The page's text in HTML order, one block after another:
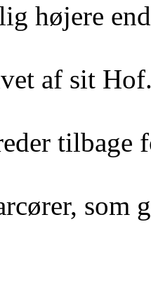
højere
af sit
tilbage
som